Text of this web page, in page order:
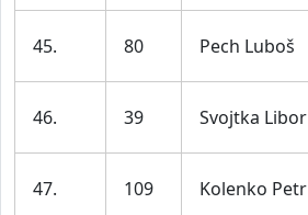
45. 80 Pech Luboš
46. 39 Svojtka Libor
47. 109 Kolenko Petr